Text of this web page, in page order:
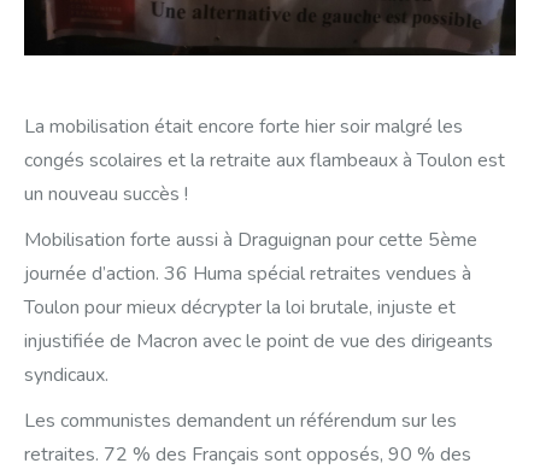
La mobilisation était encore forte hier soir malgré les
congés scolaires et la retraite aux flambeaux à Toulon est
un nouveau succès !
Mobilisation forte aussi à Draguignan pour cette 5ème
journée d’action. 36 Huma spécial retraites vendues à
Toulon pour mieux décrypter la loi brutale, injuste et
injustifiée de Macron avec le point de vue des dirigeants
syndicaux.
Les communistes demandent un référendum sur les
retraites. 72 % des Français sont opposés, 90 % des